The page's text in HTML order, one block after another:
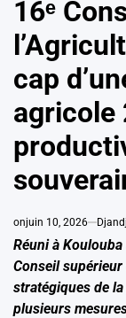
16ᵉ
cap
agricole
onjuin 10, 2026
Réuni à
Conseil
stratégiques de
plusieurs